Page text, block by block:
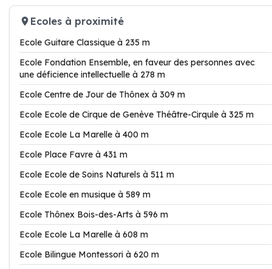
Ecoles à proximité
Ecole Guitare Classique à 235 m
Ecole Fondation Ensemble, en faveur des personnes avec
une déficience intellectuelle à 278 m
Ecole Centre de Jour de Thônex à 309 m
Ecole Ecole de Cirque de Genève Théâtre-Cirqule à 325 m
Ecole Ecole La Marelle à 400 m
Ecole Place Favre à 431 m
Ecole Ecole de Soins Naturels à 511 m
Ecole Ecole en musique à 589 m
Ecole Thônex Bois-des-Arts à 596 m
Ecole Ecole La Marelle à 608 m
Ecole Bilingue Montessori à 620 m